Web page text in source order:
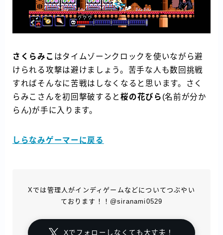
さくらみこ はタイムゾーンクロックを使いながら避
けられる攻撃は避けましょう。苦手な人も数回挑戦
すればそんなに苦戦はしなくなると思います。さく
らみこさんを初回撃破すると桜の花びら (名前が分か
らん)が手に入ります。
しらなみゲーマーに戻る
Xでは管理人がインディゲームなどについてつぶやい
ております！！@siranami0529
Xでフォローしなくても大丈夫！